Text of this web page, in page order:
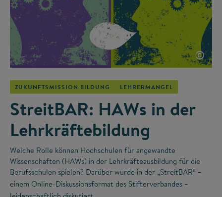
©
ZUKUNFTSMISSION BILDUNG LEHRERMANGEL
StreitBAR: HAWs in der
Lehrkräftebildung
Welche Rolle können Hochschulen für angewandte
Wissenschaften (HAWs) in der Lehrkräfteausbildung für die
Berufsschulen spielen? Darüber wurde in der „StreitBAR“ –
einem Online-Diskussionsformat des Stifterverbandes –